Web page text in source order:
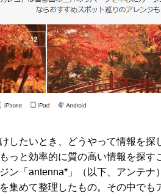
したいとき、どうやって情報を探
っと効率的に質の高い情報を探す
ン「antenna*」（以下、アンテナ
集めて整理したもの。その中でも